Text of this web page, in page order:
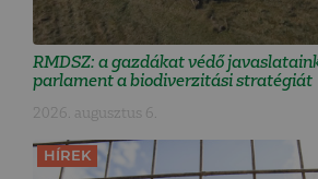
RMDSZ: a gazdákat védő
parlament a biodiverzitási stratégiát
2026. augusztus 6.
HÍREK